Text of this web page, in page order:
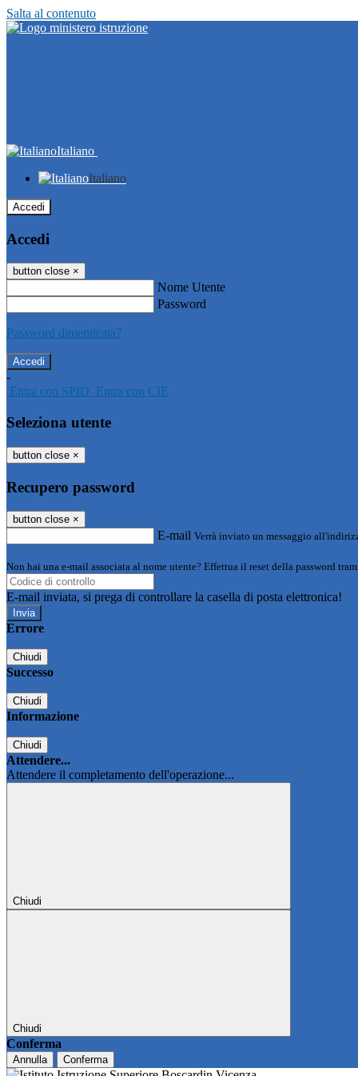
Salta al contenuto
Italiano
Italiano
Accedi
Accedi
button close ×
Nome Utente
Password
Password dimenticata?
-
Entra con SPID Entra con CIE
Seleziona utente
button close ×
Recupero password
button close ×
E-mail Verrà inviato un messaggio
Non hai una e-mail associata al nome utente? Effettua il reset della password
E-mail inviata, si prega di controllare la casella di posta elettronica!
Errore
Chiudi
Successo
Chiudi
Informazione
Chiudi
Attendere...
Attendere il completamento dell'operazione...
Chiudi
Chiudi
Conferma
Annulla Conferma